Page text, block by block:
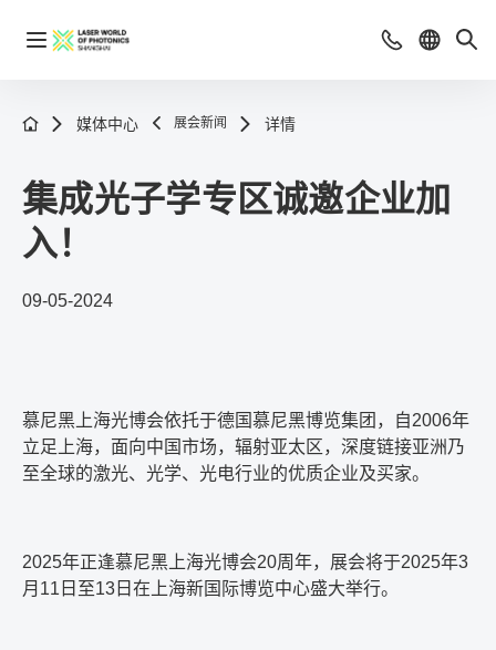
媒体中心 展会新闻 详情
集成光子学专区诚邀企业加
入！
09-05-2024
慕尼黑上海光博会依托于德国慕尼黑博览集团，自2006年
立足上海，面向中国市场，辐射亚太区，深度链接亚洲乃
至全球的激光、光学、光电行业的优质企业及买家。
2025年正逢慕尼黑上海光博会20周年，展会将于2025年3
月11日至13日在上海新国际博览中心盛大举行。